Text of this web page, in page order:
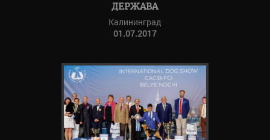
ДЕРЖАВА
Калининград
01.07.2017